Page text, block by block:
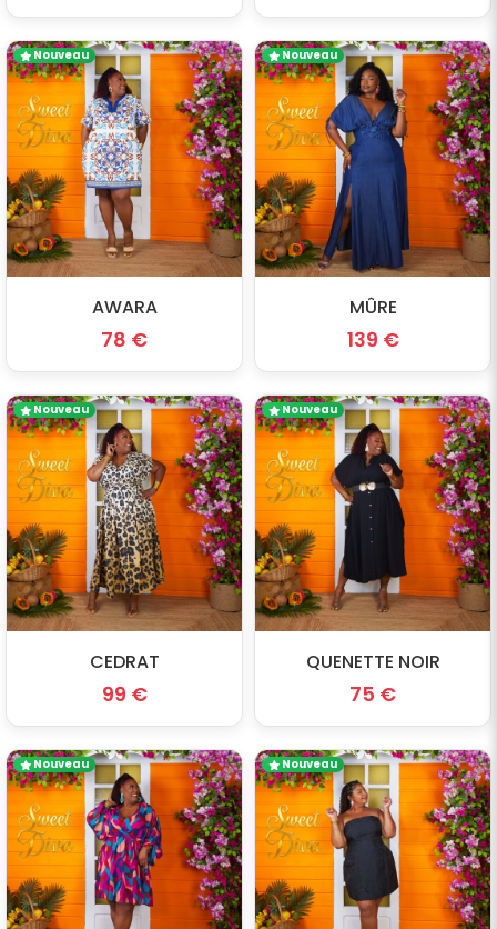
Nouveau
AWARA
78 €
Nouveau
MÛRE
139 €
Nouveau
CEDRAT
99 €
Nouveau
QUENETTE NOIR
75 €
Nouveau Nouveau